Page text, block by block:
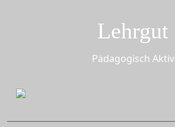
Lehrgut
Pädagogisch Aktiv